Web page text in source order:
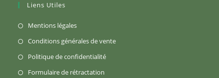
Liens Utiles
Mentions légalesS’ouvre
nouvel
onglet
Conditions générales de venteS’ouvre
Politique de confidentialitéS’ouvre
Formulaire de rétractation